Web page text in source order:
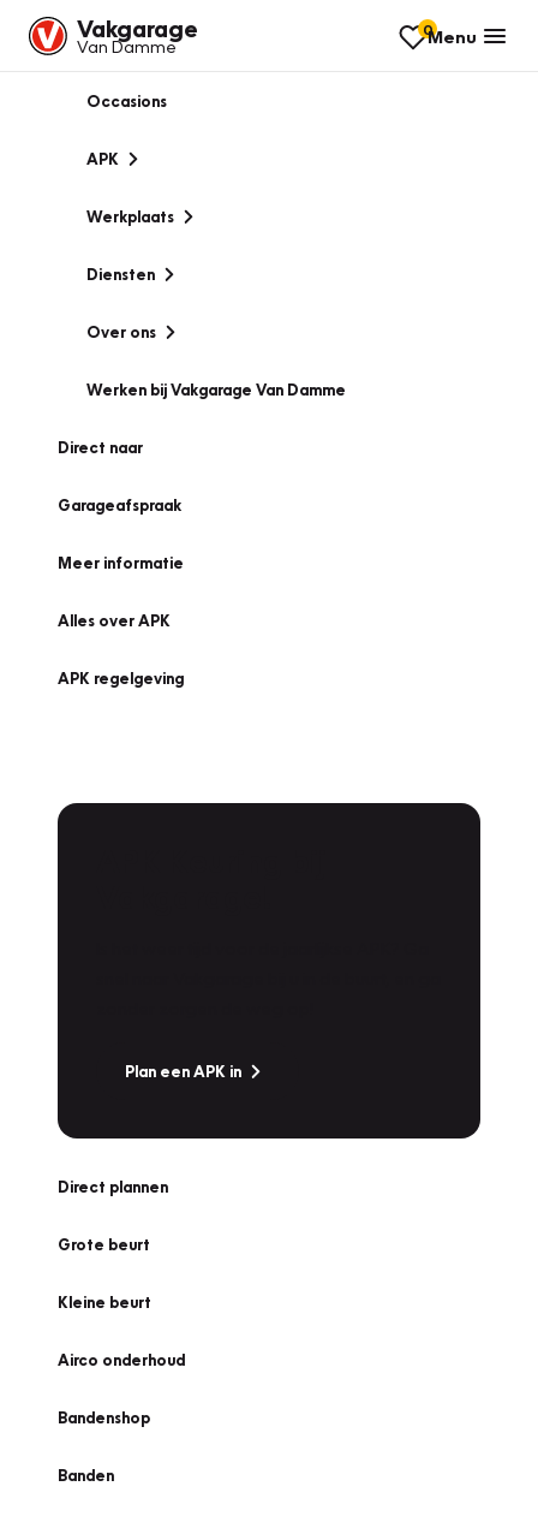
Vakgarage
Van Damme
0Menu
Occasions
APK
Werkplaats
Diensten
Over ons
Werken bij Vakgarage Van Damme
Direct naar
Garageafspraak
Meer informatie
Alles over APK
APK regelgeving
Plan een APK in
Direct plannen
Grote beurt
Kleine beurt
Airco onderhoud
Bandenshop
Banden